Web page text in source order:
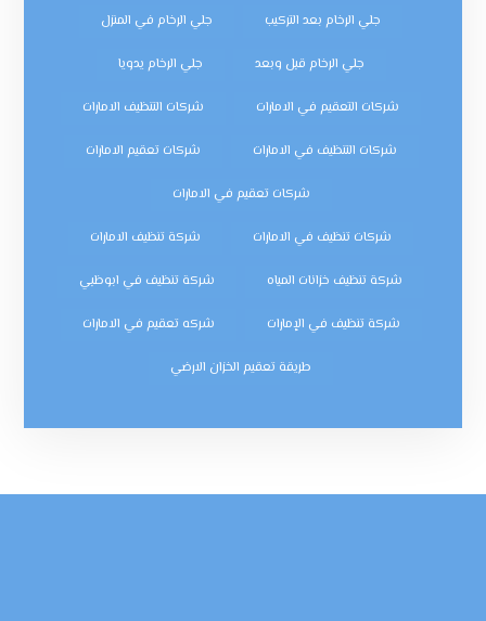
جلي الرخام بعد التركيب جلي الرخام في المنزل
جلي الرخام قبل وبعد جلي الرخام يدويا
شركات التعقيم في الامارات شركات التنظيف الامارات
شركات التنظيف في الامارات شركات تعقيم الامارات
شركات تعقيم في الامارات
شركات تنظيف في الامارات شركة تنظيف الامارات
شركة تنظيف خزانات المياه شركة تنظيف في ابوظبي
شركة تنظيف في الإمارات شركه تعقيم في الامارات
طريقة تعقيم الخزان الارضي